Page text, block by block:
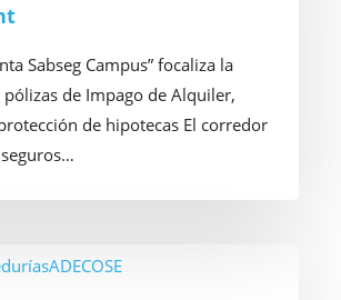
Sabseg Campus” focaliza la
de Impago de Alquiler,
de hipotecas El corredor